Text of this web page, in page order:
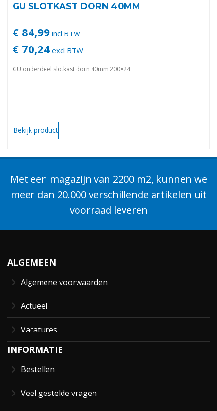
GU SLOTKAST DORN 40MM
€ 84,99 incl BTW
€ 70,24 excl BTW
GU onderdeel slotkast dorn 40mm 200×24
Bekijk product
Met een magazijn van 2200 m2, kunnen we
meer dan 20.000 verschillende artikelen uit
voorraad leveren
ALGEMEEN
Algemene voorwaarden
Actueel
Vacatures
INFORMATIE
Bestellen
Veel gestelde vragen